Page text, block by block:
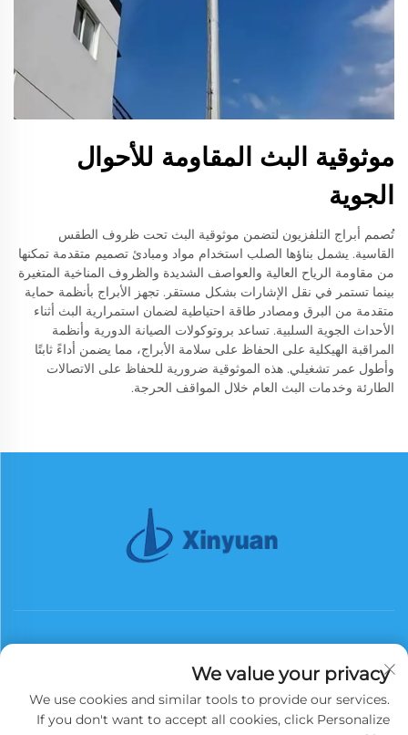
موثوقية البث المقاومة للأحوال
الجوية
تُصمم أبراج التلفزيون لتضمن موثوقية البث تحت ظروف الطقس
القاسية. يشمل بناؤها الصلب استخدام مواد ومبادئ تصميم متقدمة تمكنها
من مقاومة الرياح العالية والعواصف الشديدة والظروف المناخية المتغيرة
بينما تستمر في نقل الإشارات بشكل مستقر. تجهز الأبراج بأنظمة حماية
متقدمة من البرق ومصادر طاقة احتياطية لضمان استمرارية البث أثناء
الأحداث الجوية السلبية. تساعد بروتوكولات الصيانة الدورية وأنظمة
المراقبة الهيكلية على الحفاظ على سلامة الأبراج، مما يضمن أداءً ثابتًا
وأطول عمر تشغيلي. هذه الموثوقية ضرورية للحفاظ على الاتصالات
الطارئة وخدمات البث العام خلال المواقف الحرجة.
اشترك
We value your privacy
We use cookies and similar tools to provide our services.
If you don't want to accept all cookies, click Personalize